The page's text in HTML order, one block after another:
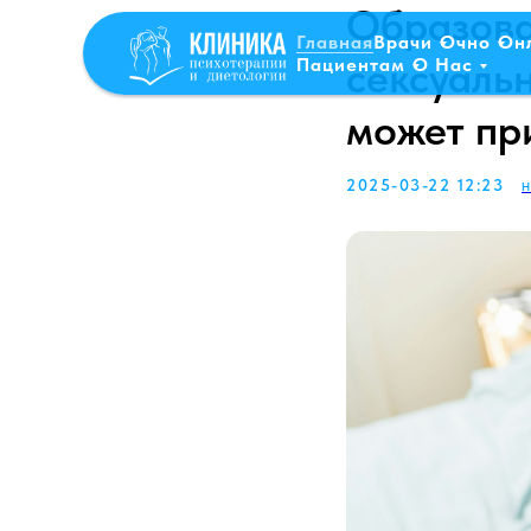
ГлавнаяВрачи Очно
Пациентам О Нас
может
2025-03-22 12:23